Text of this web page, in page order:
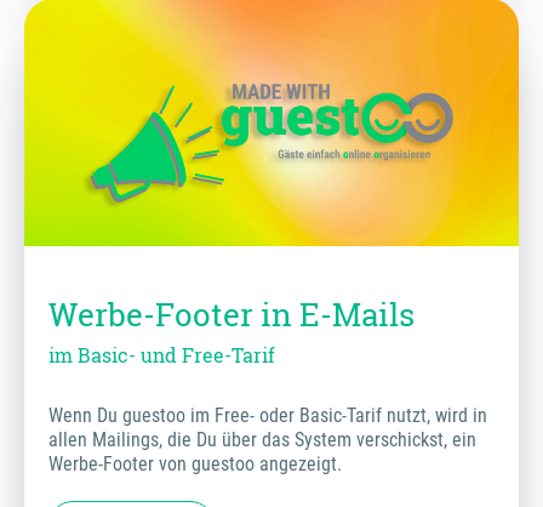
Werbe-Footer in E-Mails
im Basic- und Free-Tarif
Wenn Du guestoo im Free- oder Basic-Tarif nutzt, wird in
allen Mailings, die Du über das System verschickst, ein
Werbe-Footer von guestoo angezeigt.